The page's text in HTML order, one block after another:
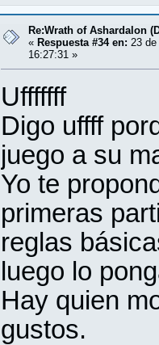
Re:Wrath of Ashardalon
« Respuesta #34 en: 23
16:27:31 »
Ufffffff
Digo uffff
juego a su
Yo te
primeras
reglas
luego lo
Hay quien
gustos.